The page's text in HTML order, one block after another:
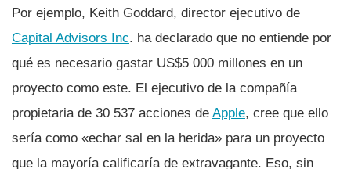
Por ejemplo, Keith Goddard, director ejecutivo de
Capital Advisors Inc. ha declarado que no entiende por
qué es necesario gastar US$5 000 millones en un
proyecto como este. El ejecutivo de la compañí­a
propietaria de 30 537 acciones de Apple, cree que ello
serí­a como «echar sal en la herida» para un proyecto
que la mayorí­a calificarí­a de extravagante. Eso, sin